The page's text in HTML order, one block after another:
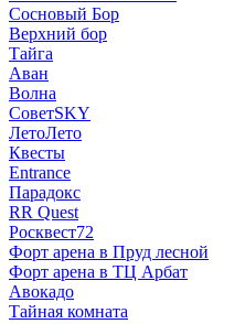
Сосновый Бор
Верхний бор
Тайга
Аван
Волна
СоветSKY
ЛетоЛето
Квесты
Entrance
Парадокс
RR Quest
Росквест72
Форт арена в Пруд лесной
Форт арена в ТЦ Арбат
Авокадо
Тайная комната